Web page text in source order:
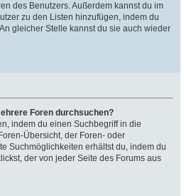
des Benutzers. Außerdem kannst du im
zu den Listen hinzufügen, indem du
gleicher Stelle kannst du sie auch wieder
Foren durchsuchen?
indem du einen Suchbegriff in die
Übersicht, der Foren- oder
Suchmöglichkeiten erhältst du, indem du
der von jeder Seite des Forums aus